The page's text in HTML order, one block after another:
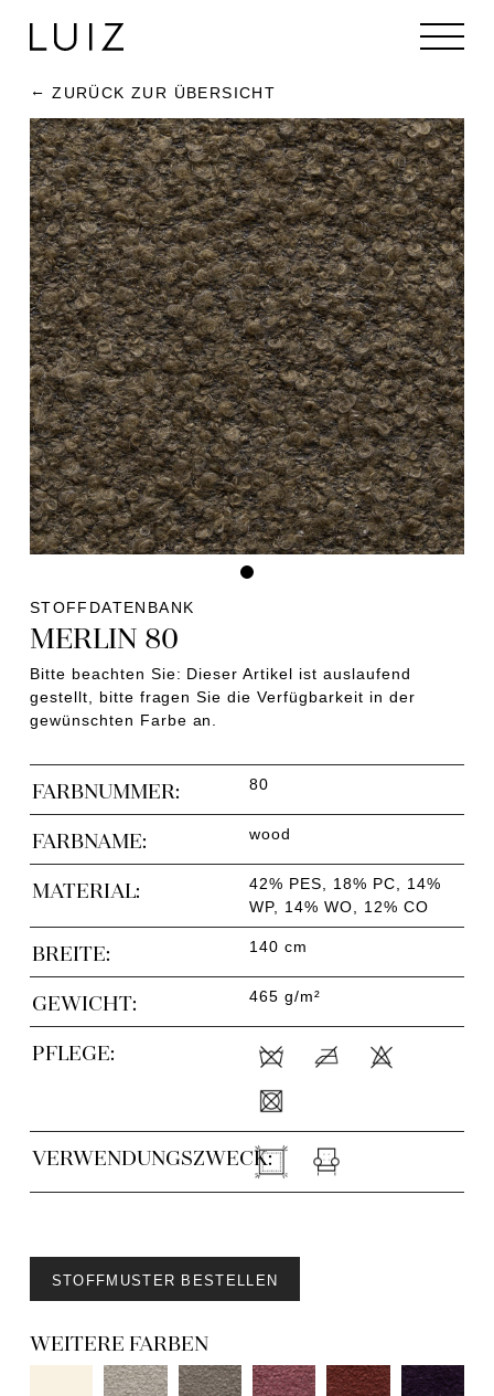
ZURÜCK ZUR ÜBERSICHT
STOFFDATENBANK
MERLIN 80
Bitte beachten Sie: Dieser Artikel ist auslaufend
gestellt, bitte fragen Sie die Verfügbarkeit in der
gewünschten Farbe an.
FARBNUMMER: 80
FARBNAME: wood
MATERIAL:
42% PES, 18% PC, 14%
WP, 14% WO, 12% CO
BREITE: 140 cm
GEWICHT: 465 g/m²
PFLEGE:
VERWENDUNGSZWECK:
STOFFMUSTER BESTELLEN
WEITERE FARBEN